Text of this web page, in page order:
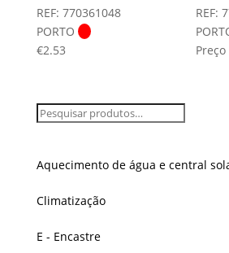
REF: 770361048
PORTO
€2.53
REF:
Aquecimento de água e central
Climatização
E - Encastre